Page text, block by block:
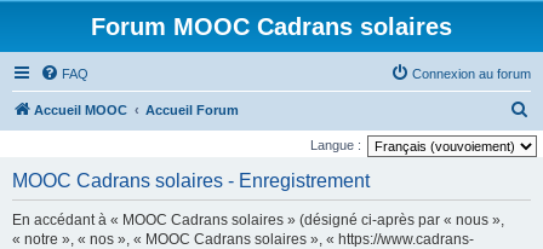
Forum MOOC Cadrans solaires
FAQ Connexion au forum
Accueil MOOC Accueil Forum
e
Langue :
MOOC Cadrans solaires - Enregistrement
En accédant à « MOOC Cadrans solaires » (désigné ci-après par « nous »,
« notre », « nos », « MOOC Cadrans solaires », « https://www.cadrans-